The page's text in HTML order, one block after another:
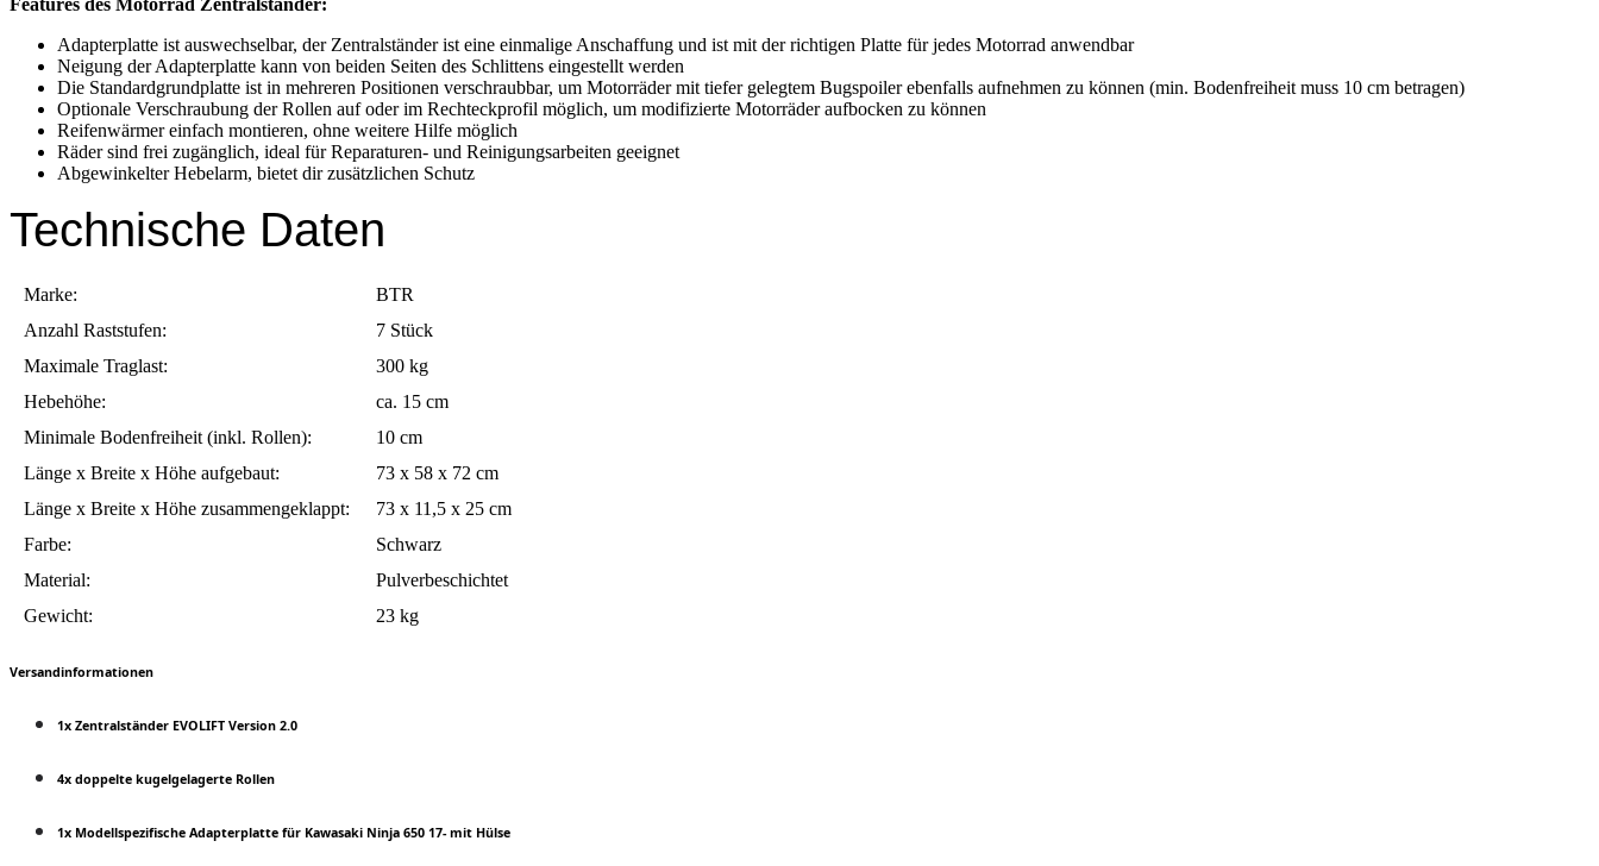
Adapterplatte ist auswechselbar, der Zentralständer ist eine einmalige Anschaffung und ist mit der richtigen Platte für jedes Motorrad anwendbar
Neigung der Adapterplatte kann von beiden Seiten des Schlittens eingestellt werden
Die Standardgrundplatte ist in mehreren Positionen verschraubbar, um Motorräder mit tiefer gelegtem Bugspoiler ebenfalls aufnehmen zu können (min. Bodenfreiheit muss 10 cm betragen)
Optionale Verschraubung der Rollen auf oder im Rechteckprofil möglich, um modifizierte Motorräder aufbocken zu können
Reifenwärmer einfach montieren, ohne weitere Hilfe möglich
Räder sind frei zugänglich, ideal für Reparaturen- und Reinigungsarbeiten geeignet
Abgewinkelter Hebelarm, bietet dir zusätzlichen Schutz
Technische Daten
Marke:
BTR
Anzahl Raststufen:
7 Stück
Maximale Traglast:
300 kg
Hebehöhe:
ca. 15 cm
Minimale Bodenfreiheit (inkl. Rollen):
10 cm
Länge x Breite x Höhe aufgebaut:
73 x 58 x 72 cm
Länge x Breite x Höhe zusammengeklappt:
73 x 11,5 x 25 cm
Farbe:
Schwarz
Material:
Pulverbeschichtet
Gewicht:
23 kg
Versandinformationen
1x Zentralständer EVOLIFT Version 2.0
4x doppelte kugelgelagerte Rollen
1x Modellspezifische Adapterplatte für Kawasaki Ninja 650 17- mit Hülse